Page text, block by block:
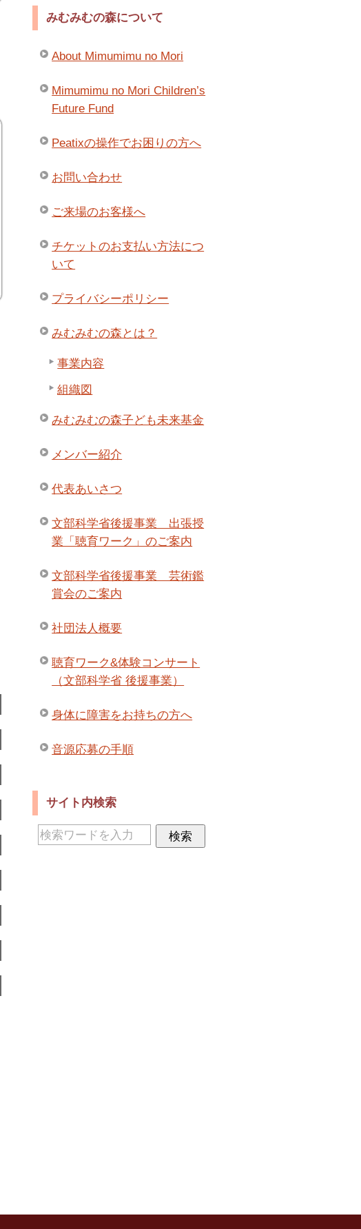
みむみむの森について
About Mimumimu no Mori
Mimumimu no Mori Children’s
Future Fund
Peatixの操作でお困りの方へ
お問い合わせ
ご来場のお客様へ
チケットのお支払い方法につ
いて
プライバシーポリシー
みむみむの森とは？
事業内容
組織図
みむみむの森子ども未来基金
メンバー紹介
代表あいさつ
文部科学省後援事業 出張授
業「聴育ワーク」のご案内
文部科学省後援事業 芸術鑑
賞会のご案内
社団法人概要
聴育ワーク&体験コンサート
（文部科学省 後援事業）
身体に障害をお持ちの方へ
音源応募の手順
サイト内検索